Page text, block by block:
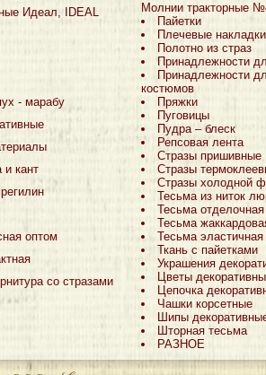
Идеал, IDEAL
- марабу
и кант
оптом
со стразами
Молнии тракторные
Пайетки
Плечевые накладки
Полотно из страз
Принадлежности
Принадлежности
костюмов
Пряжки
Пуговицы
Пудра – блеск
Репсовая лента
Стразы пришивные
Стразы
Стразы холодной
Тесьма из ниток
Тесьма отделочная
Тесьма
Тесьма эластичная
Ткань с пайетками
Украшения
Цветы
Цепочка
Чашки корсетные
Шипы
Шторная тесьма
РАЗНОЕ